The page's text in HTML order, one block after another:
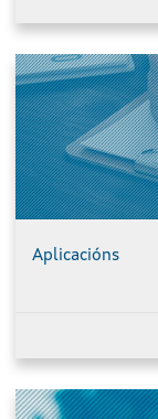
Aplicacións